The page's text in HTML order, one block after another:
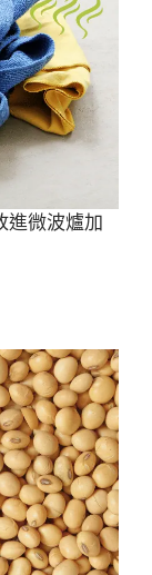
進微波爐加